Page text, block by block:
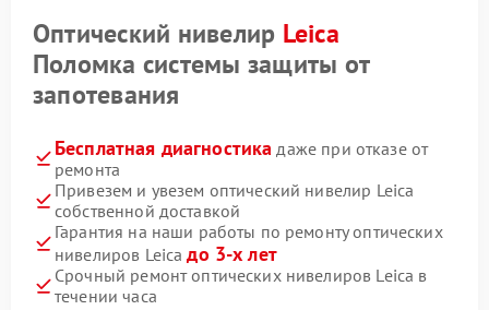
Оптический нивелир Leica
Поломка системы защиты от
запотевания
Бесплатная диагностика даже при отказе от
ремонта
Привезем и увезем оптический нивелир Leica
собственной доставкой
Гарантия на наши работы по ремонту оптических
нивелиров Leicaдо 3-х лет
Срочный ремонт оптических нивелиров Leica в
течении часа